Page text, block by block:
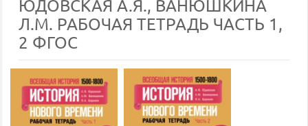
ЮДОВСКАЯ А.Я., ВАНЮШКИНА
Л.М. РАБОЧАЯ ТЕТРАДЬ ЧАСТЬ 1,
2 ФГОС